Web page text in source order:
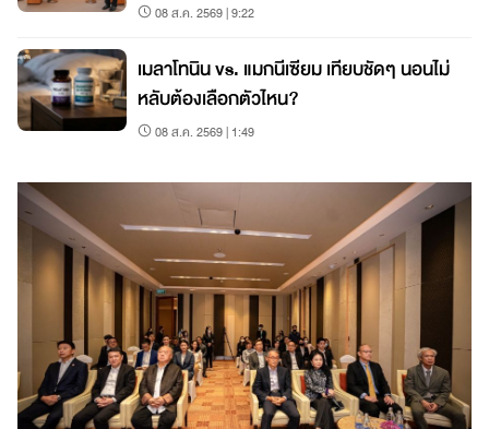
08 ส.ค. 2569 | 9:22
เมลาโทนิน vs. แมกนีเซียม เทียบชัดๆ นอนไม่
หลับต้องเลือกตัวไหน?
08 ส.ค. 2569 | 1:49